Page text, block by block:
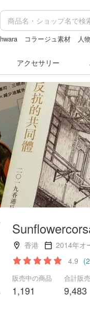
hwara コラージュ素材 人
アクセサリー
香港
2014年オ
4.9
販売中の商品
1,191
合計販
9,483